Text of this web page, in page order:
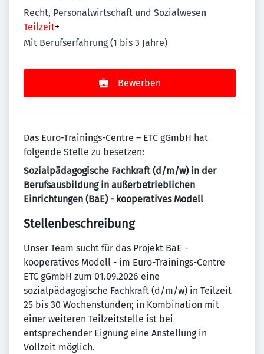
Recht, Personalwirtschaft und Sozialwesen
Teilzeit+
Mit Berufserfahrung (1 bis 3 Jahre)
Bewerben
Das Euro-Trainings-Centre – ETC gGmbH hat
folgende Stelle zu besetzen:
Sozialpädagogische Fachkraft (d/m/w) in der
Berufsausbildung in außerbetrieblichen
Einrichtungen (BaE) - kooperatives Modell
Stellenbeschreibung
Unser Team sucht für das Projekt BaE -
kooperatives Modell - im Euro-Trainings-Centre
ETC gGmbH zum 01.09.2026 eine
sozialpädagogische Fachkraft (d/m/w) in Teilzeit
25 bis 30 Wochenstunden; in Kombination mit
einer weiteren Teilzeitstelle ist bei
entsprechender Eignung eine Anstellung in
Vollzeit möglich.